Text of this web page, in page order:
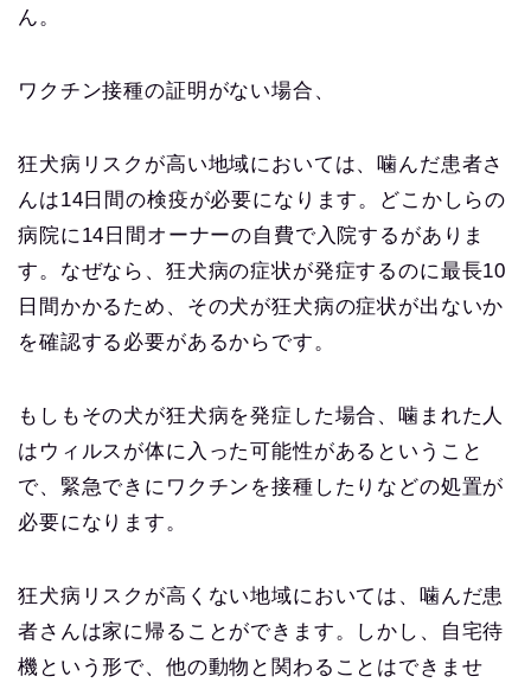
ん。
ワクチン接種の証明がない場合、
狂犬病リスクが高い地域においては、噛んだ患者さ
んは14日間の検疫が必要になります。どこかしらの
病院に14日間オーナーの自費で入院するがありま
す。なぜなら、狂犬病の症状が発症するのに最長10
日間かかるため、その犬が狂犬病の症状が出ないか
を確認する必要があるからです。
もしもその犬が狂犬病を発症した場合、噛まれた人
はウィルスが体に入った可能性があるということ
で、緊急できにワクチンを接種したりなどの処置が
必要になります。
狂犬病リスクが高くない地域においては、噛んだ患
者さんは家に帰ることができます。しかし、自宅待
機という形で、他の動物と関わることはできませ